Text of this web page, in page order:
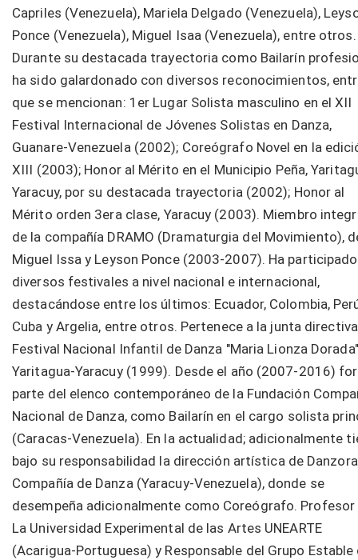
Capriles (Venezuela), Mariela Delgado (Venezuela),
Ponce (Venezuela), Miguel Isaa (Venezuela), entre otros.
Durante su destacada trayectoria como Bailarín
ha sido galardonado con diversos reconocimientos,
que se mencionan: 1er Lugar Solista masculino en el XII
Festival Internacional de Jóvenes Solistas en Danza,
Guanare-Venezuela (2002); Coreógrafo Novel en la
XIII (2003); Honor al Mérito en el Municipio Peña,
Yaracuy, por su destacada trayectoria (2002); Honor al
Mérito orden 3era clase, Yaracuy (2003). Miembro
de la compañía DRAMO (Dramaturgia del Movimiento),
Miguel Issa y Leyson Ponce (2003-2007). Ha
diversos festivales a nivel nacional e internacional,
destacándose entre los últimos: Ecuador, Colombia,
Cuba y Argelia, entre otros. Pertenece a la junta
Festival Nacional Infantil de Danza "Maria Lionza Dorada"
Yaritagua-Yaracuy (1999). Desde el año (2007-2016)
parte del elenco contemporáneo de la Fundación
Nacional de Danza, como Bailarín en el cargo solista
(Caracas-Venezuela). En la actualidad; adicionalmente
bajo su responsabilidad la dirección artística de Danzora
Compañía de Danza (Yaracuy-Venezuela), donde se
desempeña adicionalmente como Coreógrafo. Profesor
La Universidad Experimental de las Artes UNEARTE
(Acarigua-Portuguesa) y Responsable del Grupo Estable